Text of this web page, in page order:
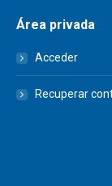
Área privada
Acceder
Recuperar